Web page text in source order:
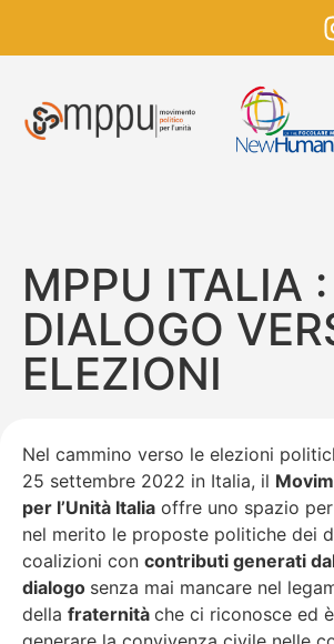
MPPU ITALIA
DIALOGO
ELEZIONI
Nel cammino verso le elezioni
25 settembre 2022 in Italia, il
per l’Unità Italia offre uno spazio
nel merito le proposte politiche dei
coalizioni con contributi generati
dialogo senza mai mancare nel
della fraternità che ci riconosce ed